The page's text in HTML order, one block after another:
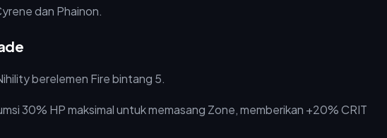
dan Phainon.
berelemen Fire bintang 5.
30% HP maksimal untuk memasang Zone, memberikan +20% CRIT